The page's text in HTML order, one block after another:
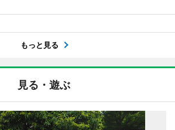
もっと見る
見る・遊ぶ